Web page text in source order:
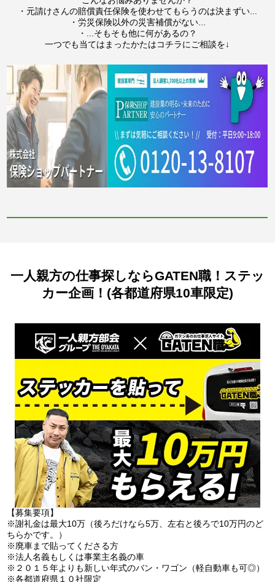
・元請けさんの賠償責任保険を使わせてもらうのは決まずい...
・労災保険以外の災害補償がない...
・...そもそも他に何があるの？
一つでも当てはまったかたはコチラにご相談を↓
一人親方の仕事探しならGATEN職！ステッ
カー企画！(各都道府県10車限定)
【募集要項】
※謝礼金は最大10万（後ろだけなら5万、左右と後ろで10万円のど
ちらかです。）
※廃車まで貼ってくださる方
※法人名義もしくは事業主名義の車
※２０１５年よりも新しい年式のバン・ワゴン（軽自動車も可◎）
※各都道府県１０社限定